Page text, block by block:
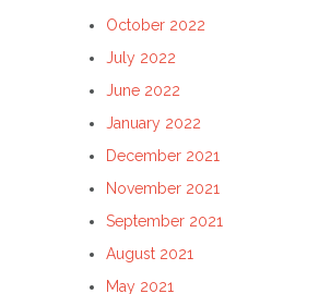
October 2022
July 2022
June 2022
January 2022
December 2021
November 2021
September 2021
August 2021
May 2021